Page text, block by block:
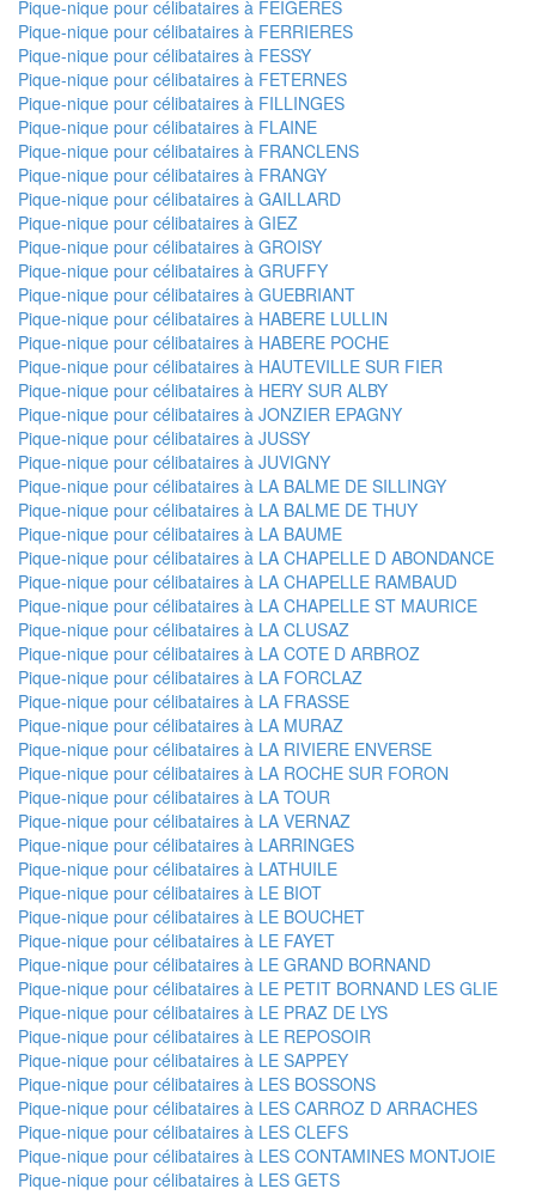
Pique-nique pour célibataires à FEIGERES
Pique-nique pour célibataires à FERRIERES
Pique-nique pour célibataires à FESSY
Pique-nique pour célibataires à FETERNES
Pique-nique pour célibataires à FILLINGES
Pique-nique pour célibataires à FLAINE
Pique-nique pour célibataires à FRANCLENS
Pique-nique pour célibataires à FRANGY
Pique-nique pour célibataires à GAILLARD
Pique-nique pour célibataires à GIEZ
Pique-nique pour célibataires à GROISY
Pique-nique pour célibataires à GRUFFY
Pique-nique pour célibataires à GUEBRIANT
Pique-nique pour célibataires à HABERE LULLIN
Pique-nique pour célibataires à HABERE POCHE
Pique-nique pour célibataires à HAUTEVILLE SUR FIER
Pique-nique pour célibataires à HERY SUR ALBY
Pique-nique pour célibataires à JONZIER EPAGNY
Pique-nique pour célibataires à JUSSY
Pique-nique pour célibataires à JUVIGNY
Pique-nique pour célibataires à LA BALME DE SILLINGY
Pique-nique pour célibataires à LA BALME DE THUY
Pique-nique pour célibataires à LA BAUME
Pique-nique pour célibataires à LA CHAPELLE D ABONDANCE
Pique-nique pour célibataires à LA CHAPELLE RAMBAUD
Pique-nique pour célibataires à LA CHAPELLE ST MAURICE
Pique-nique pour célibataires à LA CLUSAZ
Pique-nique pour célibataires à LA COTE D ARBROZ
Pique-nique pour célibataires à LA FORCLAZ
Pique-nique pour célibataires à LA FRASSE
Pique-nique pour célibataires à LA MURAZ
Pique-nique pour célibataires à LA RIVIERE ENVERSE
Pique-nique pour célibataires à LA ROCHE SUR FORON
Pique-nique pour célibataires à LA TOUR
Pique-nique pour célibataires à LA VERNAZ
Pique-nique pour célibataires à LARRINGES
Pique-nique pour célibataires à LATHUILE
Pique-nique pour célibataires à LE BIOT
Pique-nique pour célibataires à LE BOUCHET
Pique-nique pour célibataires à LE FAYET
Pique-nique pour célibataires à LE GRAND BORNAND
Pique-nique pour célibataires à LE PETIT BORNAND LES GLIE
Pique-nique pour célibataires à LE PRAZ DE LYS
Pique-nique pour célibataires à LE REPOSOIR
Pique-nique pour célibataires à LE SAPPEY
Pique-nique pour célibataires à LES BOSSONS
Pique-nique pour célibataires à LES CARROZ D ARRACHES
Pique-nique pour célibataires à LES CLEFS
Pique-nique pour célibataires à LES CONTAMINES MONTJOIE
Pique-nique pour célibataires à LES GETS